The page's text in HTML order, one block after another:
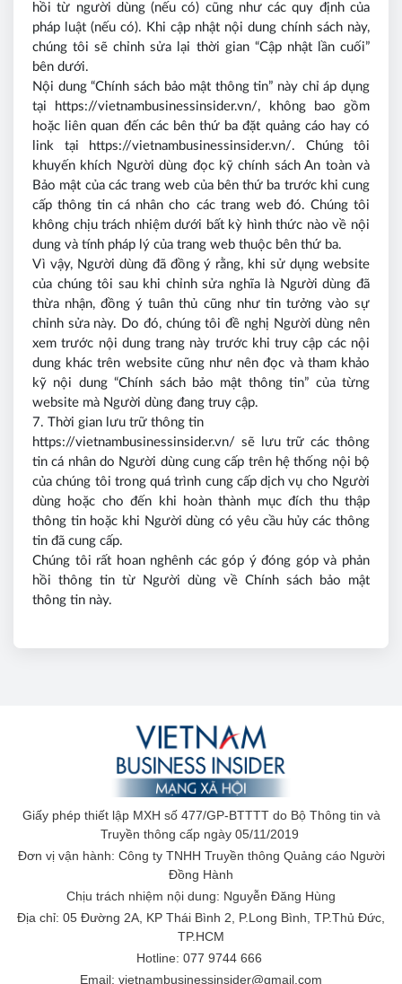
hồi từ người dùng (nếu có) cũng như các quy định của
pháp luật (nếu có). Khi cập nhật nội dung chính sách này,
chúng tôi sẽ chỉnh sửa lại thời gian “Cập nhật lần cuối”
bên dưới.
Nội dung “Chính sách bảo mật thông tin” này chỉ áp dụng
tại https://vietnambusinessinsider.vn/, không bao gồm
hoặc liên quan đến các bên thứ ba đặt quảng cáo hay có
link tại https://vietnambusinessinsider.vn/. Chúng tôi
khuyến khích Người dùng đọc kỹ chính sách An toàn và
Bảo mật của các trang web của bên thứ ba trước khi cung
cấp thông tin cá nhân cho các trang web đó. Chúng tôi
không chịu trách nhiệm dưới bất kỳ hình thức nào về nội
dung và tính pháp lý của trang web thuộc bên thứ ba.
Vì vậy, Người dùng đã đồng ý rằng, khi sử dụng website
của chúng tôi sau khi chỉnh sửa nghĩa là Người dùng đã
thừa nhận, đồng ý tuân thủ cũng như tin tưởng vào sự
chỉnh sửa này. Do đó, chúng tôi đề nghị Người dùng nên
xem trước nội dung trang này trước khi truy cập các nội
dung khác trên website cũng như nên đọc và tham khảo
kỹ nội dung “Chính sách bảo mật thông tin” của từng
website mà Người dùng đang truy cập.
7. Thời gian lưu trữ thông tin
https://vietnambusinessinsider.vn/ sẽ lưu trữ các thông
tin cá nhân do Người dùng cung cấp trên hệ thống nội bộ
của chúng tôi trong quá trình cung cấp dịch vụ cho Người
dùng hoặc cho đến khi hoàn thành mục đích thu thập
thông tin hoặc khi Người dùng có yêu cầu hủy các thông
tin đã cung cấp.
Chúng tôi rất hoan nghênh các góp ý đóng góp và phản
hồi thông tin từ Người dùng về Chính sách bảo mật
thông tin này.
Giấy phép thiết lập MXH số 477/GP-BTTTT do Bộ Thông tin và
Truyền thông cấp ngày 05/11/2019
Đơn vị vận hành: Công ty TNHH Truyền thông Quảng cáo Người
Đồng Hành
Chịu trách nhiệm nội dung: Nguyễn Đăng Hùng
Địa chỉ: 05 Đường 2A, KP Thái Bình 2, P.Long Bình, TP.Thủ Đức,
TP.HCM
Hotline: 077 9744 666
Email: vietnambusinessinsider@gmail.com